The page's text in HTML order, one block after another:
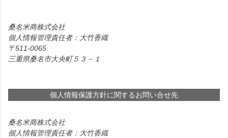
桑名米商株式会社
個人情報管理責任者：大竹香織
511-0065
三重県桑名市大央町５３－１
個人情報保護方針に関するお問い合せ先
桑名米商株式会社
個人情報管理責任者：大竹香織